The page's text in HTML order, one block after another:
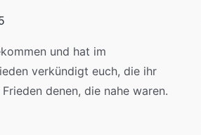
und hat im
verkündigt euch, die ihr
denen, die nahe waren.